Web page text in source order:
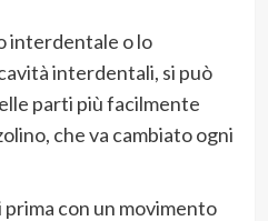
interdentale o lo
interdentali, si può
parti più facilmente
che va cambiato ogni
con un movimento